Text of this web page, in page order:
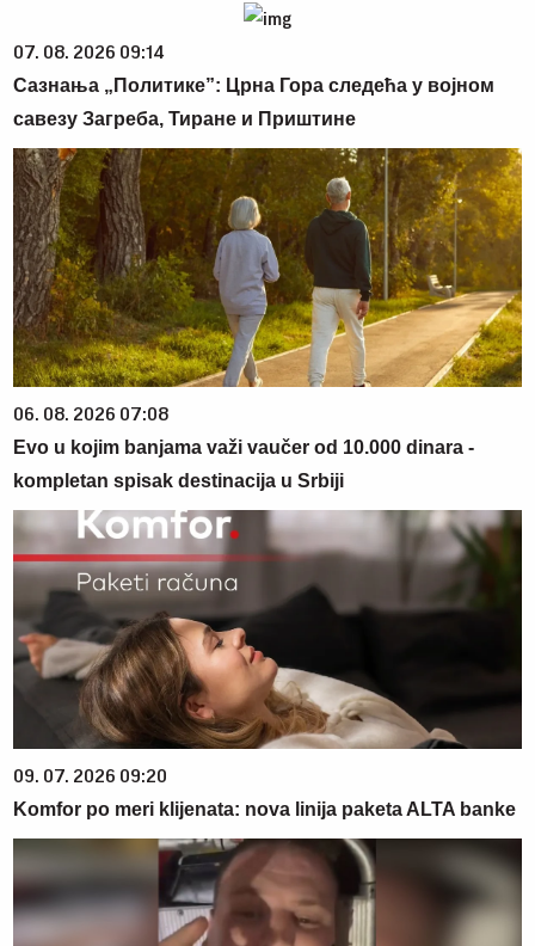
07. 08. 2026 09:14
Сазнања „Политике”: Црна Гора следећа у војном
савезу Загреба, Тиране и Приштине
06. 08. 2026 07:08
Evo u kojim banjama važi vaučer od 10.000 dinara -
kompletan spisak destinacija u Srbiji
09. 07. 2026 09:20
Komfor po meri klijenata: nova linija paketa ALTA banke